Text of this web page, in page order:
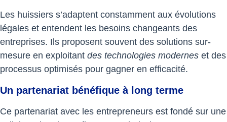
Les huissiers s’adaptent constamment aux évolutions
légales et entendent les besoins changeants des
entreprises. Ils proposent souvent des solutions sur-
mesure en exploitant des technologies modernes et des
processus optimisés pour gagner en efficacité.
Un partenariat bénéfique à long terme
Ce partenariat avec les entrepreneurs est fondé sur une